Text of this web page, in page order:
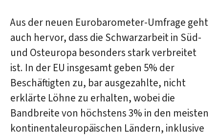
Aus der neuen Eurobarometer-Umfrage geht
auch hervor, dass die Schwarzarbeit in Süd-
und Osteuropa besonders stark verbreitet
ist. In der EU insgesamt geben 5% der
Beschäftigten zu, bar ausgezahlte, nicht
erklärte Löhne zu erhalten, wobei die
Bandbreite von höchstens 3% in den meisten
kontinentaleuropäischen Ländern, inklusive